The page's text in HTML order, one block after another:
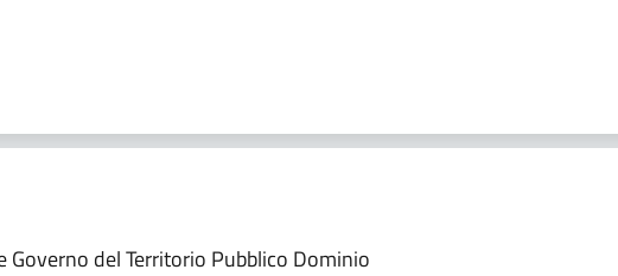
Governo del Territorio Pubblico Dominio